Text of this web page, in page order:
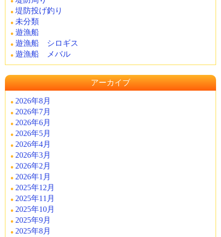
堤防投げ釣り
未分類
遊漁船
遊漁船 シロギス
遊漁船 メバル
アーカイブ
2026年8月
2026年7月
2026年6月
2026年5月
2026年4月
2026年3月
2026年2月
2026年1月
2025年12月
2025年11月
2025年10月
2025年9月
2025年8月